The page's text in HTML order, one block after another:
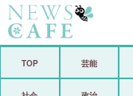
TOP 芸能